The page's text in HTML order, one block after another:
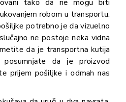
tako da ne mogu biti
robom u transportu.
potrebno je da vizuelno
ne postoje neka vidna
da je transportna kutija
posumnjate da je proizvod
prijem pošiljke i odmah nas